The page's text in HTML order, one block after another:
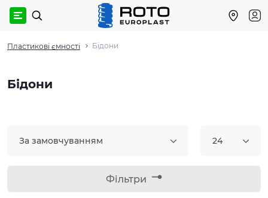
Пластикові ємності Бідони
Бідони
За замовчуванням 24
Фільтри